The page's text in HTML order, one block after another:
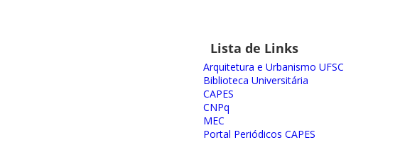
Lista de Links
Arquitetura e Urbanismo UFSC
Biblioteca Universitária
CAPES
CNPq
MEC
Portal Periódicos CAPES